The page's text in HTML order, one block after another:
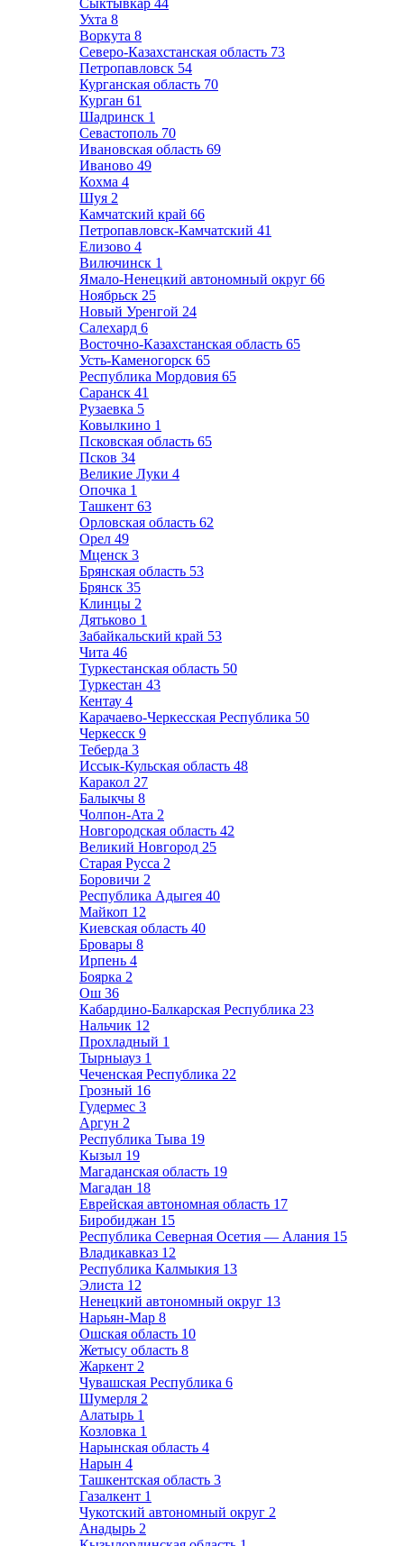
Сыктывкар 44
Ухта 8
Воркута 8
Северо-Казахстанская область 73
Петропавловск 54
Курганская область 70
Курган 61
Шадринск 1
Севастополь 70
Ивановская область 69
Иваново 49
Кохма 4
Шуя 2
Камчатский край 66
Петропавловск-Камчатский 41
Елизово 4
Вилючинск 1
Ямало-Ненецкий автономный округ 66
Ноябрьск 25
Новый Уренгой 24
Салехард 6
Восточно-Казахстанская область 65
Усть-Каменогорск 65
Республика Мордовия 65
Саранск 41
Рузаевка 5
Ковылкино 1
Псковская область 65
Псков 34
Великие Луки 4
Опочка 1
Ташкент 63
Орловская область 62
Орел 49
Мценск 3
Брянская область 53
Брянск 35
Клинцы 2
Дятьково 1
Забайкальский край 53
Чита 46
Туркестанская область 50
Туркестан 43
Кентау 4
Карачаево-Черкесская Республика 50
Черкесск 9
Теберда 3
Иссык-Кульская область 48
Каракол 27
Балыкчы 8
Чолпон-Ата 2
Новгородская область 42
Великий Новгород 25
Старая Русса 2
Боровичи 2
Республика Адыгея 40
Майкоп 12
Киевская область 40
Бровары 8
Ирпень 4
Боярка 2
Ош 36
Кабардино-Балкарская Республика 23
Нальчик 12
Прохладный 1
Тырныауз 1
Чеченская Республика 22
Грозный 16
Гудермес 3
Аргун 2
Республика Тыва 19
Кызыл 19
Магаданская область 19
Магадан 18
Еврейская автономная область 17
Биробиджан 15
Республика Северная Осетия — Алания 15
Владикавказ 12
Республика Калмыкия 13
Элиста 12
Ненецкий автономный округ 13
Нарьян-Мар 8
Ошская область 10
Жетысу область 8
Жаркент 2
Чувашская Республика 6
Шумерля 2
Алатырь 1
Козловка 1
Нарынская область 4
Нарын 4
Ташкентская область 3
Газалкент 1
Чукотский автономный округ 2
Анадырь 2